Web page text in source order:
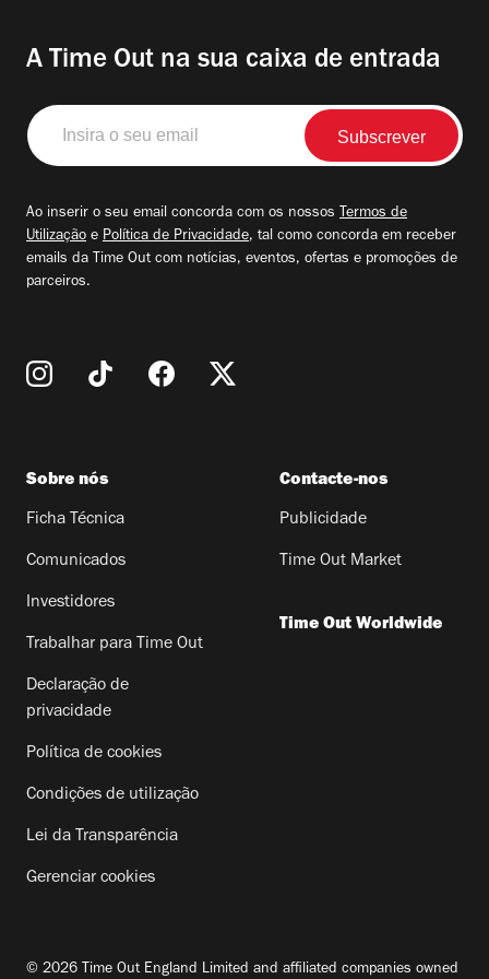
A Time Out na sua caixa de entrada
Insira
o
seu
Ao inserir o seu email concorda com os nossos Termos de
Utilização e Política de Privacidade, tal como concorda em receber
emails da Time Out com notícias, eventos, ofertas e promoções de
parceiros.
Sobre nós
Ficha Técnica
Comunicados
Investidores
Trabalhar para Time Out
Declaração de
privacidade
Política de cookies
Condições de utilização
Lei da Transparência
Gerenciar cookies
Contacte-nos
Publicidade
Time Out Market
Time Out Worldwide
© 2026 Time Out England Limited and affiliated companies owned